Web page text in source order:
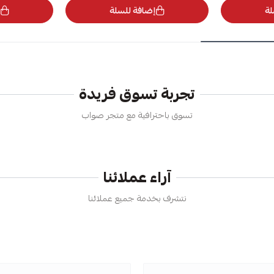
إضافة للسلة
تجربة تسوق فريدة
تسوق باحترافية مع متجر صواب
آراء عملائنا
نتشرف بخدمة جميع عملائنا